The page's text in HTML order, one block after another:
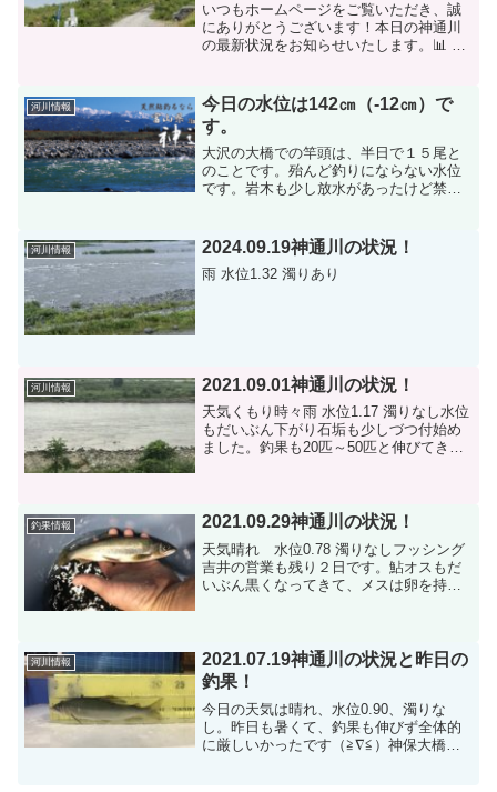
ント」が狙い目です！
いつもホームページをご覧いただき、誠
にありがとうございます！本日の神通川
の最新状況をお知らせいたします。📊 本
日の見どころ ＆ 攻略のヒント現在、神通
川...
河川情報
今日の水位は142㎝（-12㎝）で
す。
大沢の大橋での竿頭は、半日で１５尾と
のことです。殆んど釣りにならない水位
です。岩木も少し放水があったけど禁漁
は大型、子持交じりで２８尾の釣果との
ことです。又高速の上の長...
河川情報 2024.09.19神通川の状況！
雨 水位1.32 濁りあり
河川情報 2021.09.01神通川の状況！
天気くもり時々雨 水位1.17 濁りなし水位
もだいぶん下がり石垢も少しづつ付始め
ました。釣果も20匹～50匹と伸びてきま
釣果情報 2021.09.29神通川の状況！
天気晴れ 水位0.78 濁りなしフッシング
吉井の営業も残り２日です。鮎オスもだ
いぶん黒くなってきて、メスは卵を持っ
昨日は上流大沢...
河川情報
2021.07.19神通川の状況と昨日の
釣果！
今日の天気は晴れ、水位0.90、濁りな
し。昨日も暑くて、釣果も伸びず全体的
に厳しいかったです（≧∇≦）神保大橋下